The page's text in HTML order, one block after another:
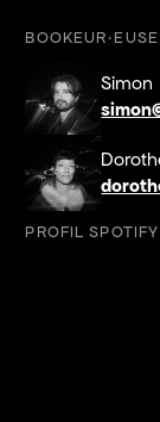
Simon
PROFIL SPOTIFY